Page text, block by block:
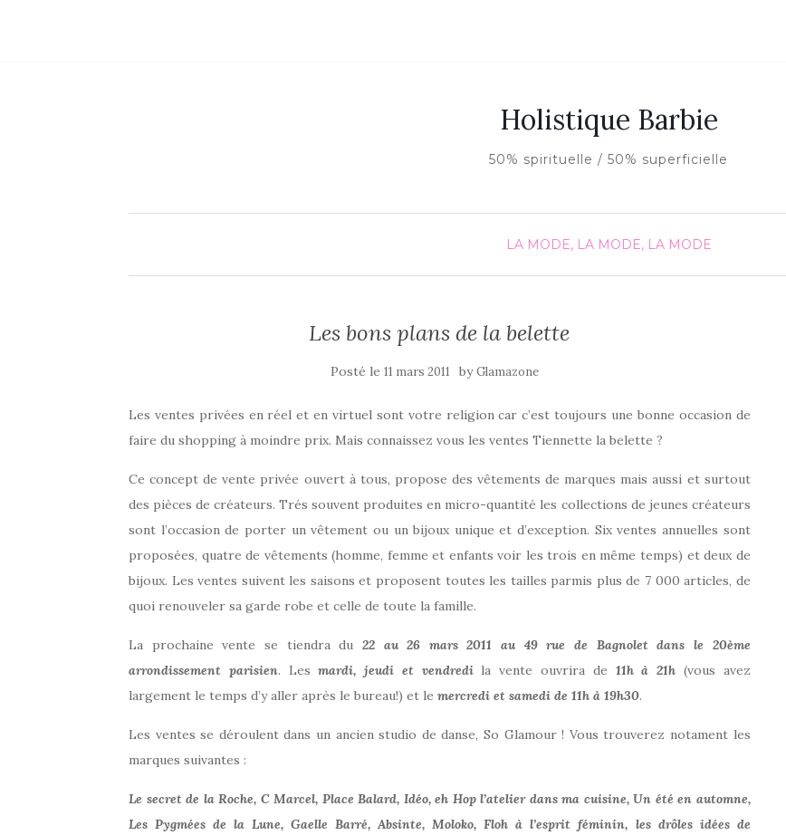
Holistique Barbie
50% spirituelle / 50% superficielle
LA MODE, LA MODE, LA MODE
Les bons plans de la belette
Posté le11 mars 2011 byGlamazone
Les ventes privées en réel et en virtuel sont votre religion car c’est toujours une bonne occasion de
faire du shopping à moindre prix. Mais connaissez vous les ventes Tiennette la belette ?
Ce concept de vente privée ouvert à tous, propose des vêtements de marques mais aussi et surtout
des pièces de créateurs. Trés souvent produites en micro-quantité les collections de jeunes créateurs
sont l’occasion de porter un vêtement ou un bijoux unique et d’exception. Six ventes annuelles sont
proposées, quatre de vêtements (homme, femme et enfants voir les trois en même temps) et deux de
bijoux. Les ventes suivent les saisons et proposent toutes les tailles parmis plus de 7 000 articles, de
quoi renouveler sa garde robe et celle de toute la famille.
La prochaine vente se tiendra du 22 au 26 mars 2011 au 49 rue de Bagnolet dans le 20ème
arrondissement parisien. Les mardi, jeudi et vendredila vente ouvrira de 11h à 21h (vous avez
largement le temps d’y aller après le bureau!) et le mercredi et samedi de 11h à 19h30.
Les ventes se déroulent dans un ancien studio de danse, So Glamour ! Vous trouverez notament les
marques suivantes :
Le secret de la Roche, C Marcel, Place Balard, Idéo, eh Hop l’atelier dans ma cuisine, Un été en automne,
Les Pygmées de la Lune, Gaelle Barré, Absinte, Moloko, Floh à l’esprit féminin, les drôles idées de